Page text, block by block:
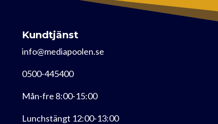
Kundtjänst
info@mediapoolen.se
0500-445400
Mån-fre 8:00-15:00
Lunchstängt 12:00-13:00